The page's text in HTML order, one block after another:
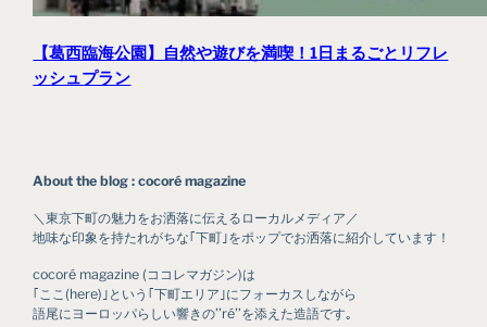
【葛西臨海公園】自然や遊びを満喫！1日まるごとリフレ
ッシュプラン
About the blog : cocoré magazine
＼東京下町の魅力をお洒落に伝えるローカルメディア／
地味な印象を持たれがちな｢下町｣をポップでお洒落に紹介しています！
cocoré magazine (ココレマガジン)は
｢ここ(here)｣という｢下町エリア｣にフォーカスしながら
語尾にヨーロッパらしい響きの’’ré’’を添えた造語です｡